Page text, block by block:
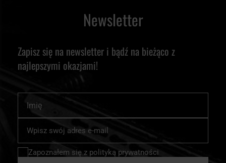
Newsletter
Zapisz się na newsletter i bądź na bieżąco z
najlepszymi okazjami!
nasz
newsletter:
Zapoznałem się z polityką prywatności